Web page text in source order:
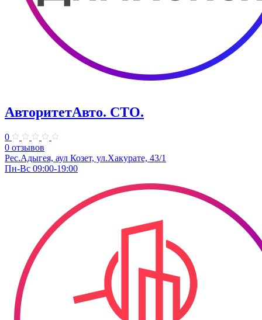
АвторитетАвто. СТО.
0
0 отзывов
Рес.Адыгея, аул Козет, ул.Хакурате, 43/1
Пн-Вс 09:00-19:00